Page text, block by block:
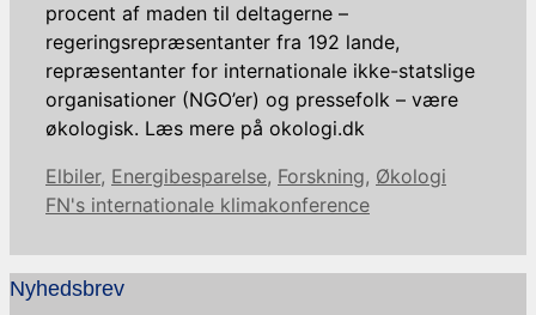
procent af maden til deltagerne –
regeringsrepræsentanter fra 192 lande,
repræsentanter for internationale ikke-statslige
organisationer (NGO’er) og pressefolk – være
økologisk. Læs mere på okologi.dk
Kategorier
Elbiler, Energibesparelse, Forskning, Økologi
FN's internationale klimakonference
Nyhedsbrev